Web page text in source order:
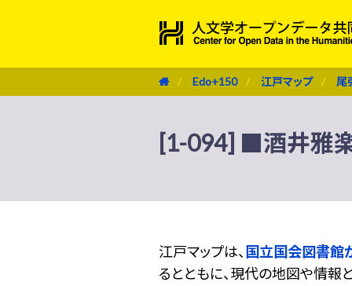
Edo+150 江戸マップ 尾
[1-094] ■酒井雅
江戸マップは、 国立国会図書館
るとともに、現代の地図や情報